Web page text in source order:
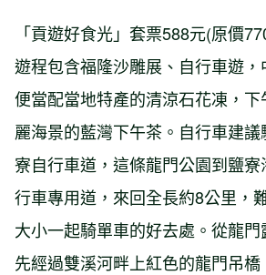
「貢遊好食光」套票588元(原價
遊程包含福隆沙雕展、自行車遊
便當配當地特產的清涼石花凍，
麗海景的藍灣下午茶。自行車建
寮自行車道，這條龍門公園到鹽
行車專用道，來回全長約8公里，
大小一起騎單車的好去處。從龍
先經過雙溪河畔上紅色的龍門吊